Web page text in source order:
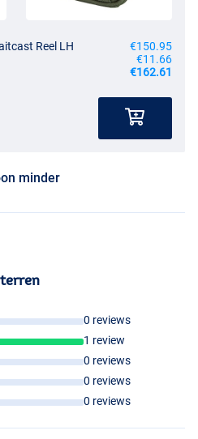
Reel LH
€150.95
€11.66
€162.61
minder
0 reviews
1 review
0 reviews
0 reviews
0 reviews